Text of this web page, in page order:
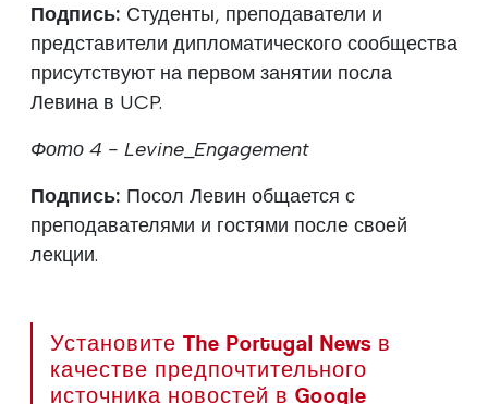
Подпись: Студенты, преподаватели и
представители дипломатического сообщества
присутствуют на первом занятии посла
Левина в UCP.
Фото 4 - Levine_Engagement
Подпись: Посол Левин общается с
преподавателями и гостями после своей
лекции.
Установите The Portugal News в
качестве предпочтительного
источника новостей в Google